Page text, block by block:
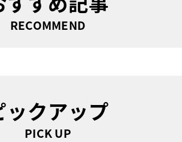
RECOMMEND
ックアップ
PICK UP